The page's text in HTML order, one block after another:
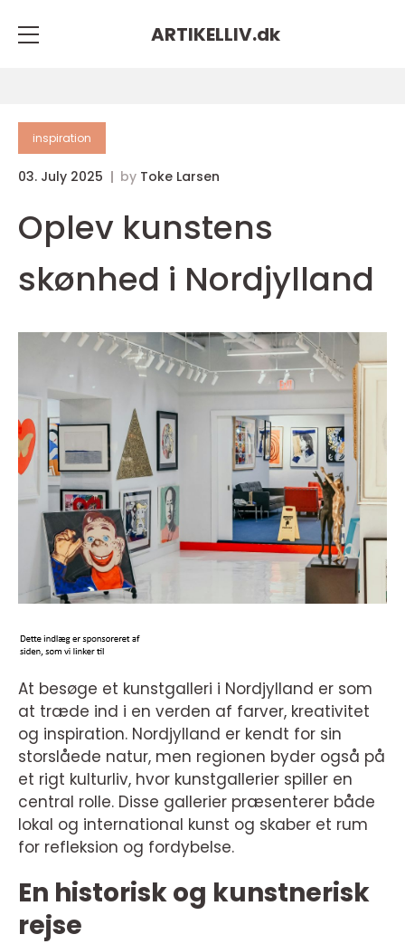
ARTIKELLIV.dk
inspiration
03. July 2025 by Toke Larsen
Oplev kunstens
skønhed i Nordjylland
At besøge et kunstgalleri i Nordjylland er som
at træde ind i en verden af farver, kreativitet
og inspiration. Nordjylland er kendt for sin
storslåede natur, men regionen byder også på
et rigt kulturliv, hvor kunstgallerier spiller en
central rolle. Disse gallerier præsenterer både
lokal og international kunst og skaber et rum
for refleksion og fordybelse.
En historisk og kunstnerisk
rejse